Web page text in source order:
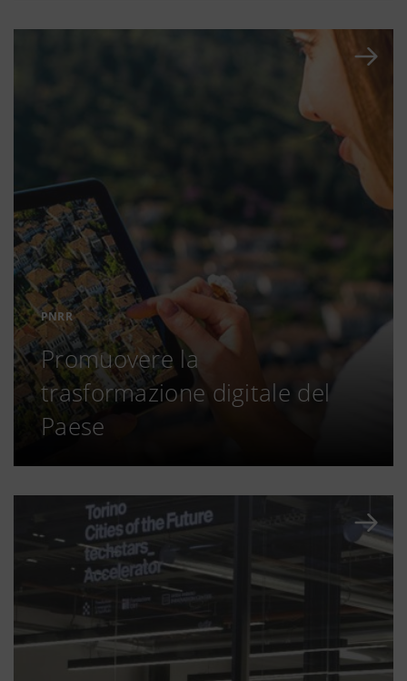
PNRR
Promuovere la
trasformazione digitale del
Paese